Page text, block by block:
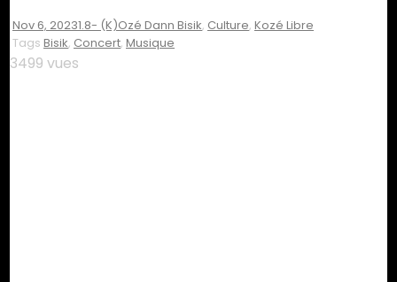
Nov 6, 20231.8- (K)ozé Dann Bisik, Culture, Kozé Libre
Tags Bisik, Concert, Musique
3499 vues